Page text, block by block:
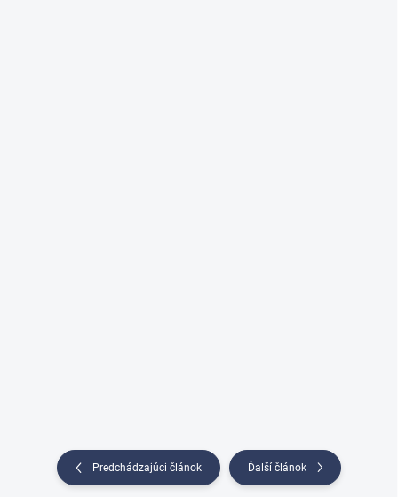
Predchádzajúci článok Ďalší článok